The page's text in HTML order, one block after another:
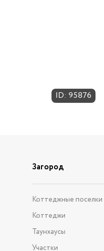
ID: 95876
Загород
Коттеджные поселки
Коттеджи
Таунхаусы
Участки